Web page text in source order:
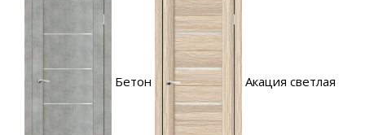
Бетон Акация светлая